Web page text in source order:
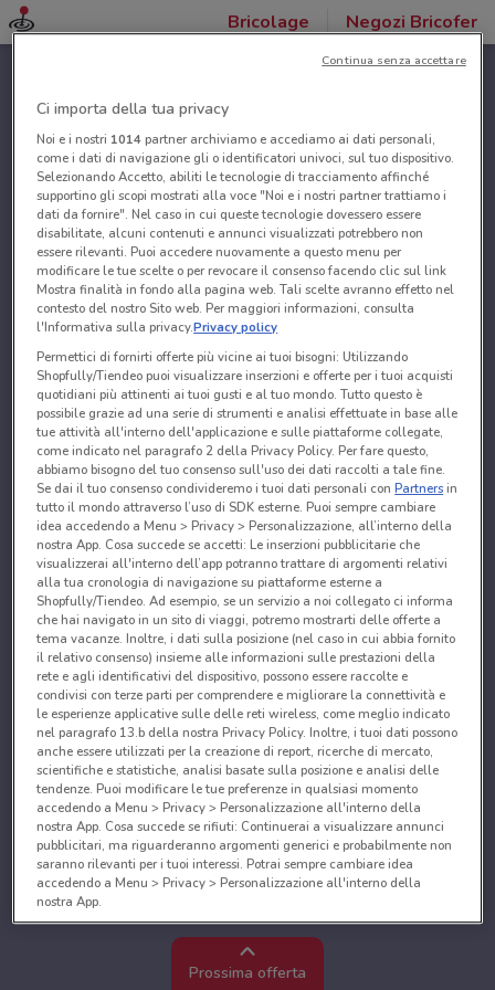
Bricolage Negozi Bricofer
Prossima offerta
Ci importa della tua privacy
Noi e i nostri 1014partner archiviamo e accediamo ai dati personali,
come i dati di navigazione gli o identificatori univoci, sul tuo dispositivo.
Selezionando Accetto, abiliti le tecnologie di tracciamento affinché
supportino gli scopi mostrati alla voce "Noi e i nostri partner trattiamo i
dati da fornire". Nel caso in cui queste tecnologie dovessero essere
disabilitate, alcuni contenuti e annunci visualizzati potrebbero non
essere rilevanti. Puoi accedere nuovamente a questo menu per
modificare le tue scelte o per revocare il consenso facendo clic sul link
Mostra finalità in fondo alla pagina web. Tali scelte avranno effetto nel
contesto del nostro Sito web. Per maggiori informazioni, consulta
l'Informativa sulla privacy.Privacy policy
Permettici di fornirti offerte più vicine ai tuoi bisogni: Utilizzando
Shopfully/Tiendeo puoi visualizzare inserzioni e offerte per i tuoi acquisti
quotidiani più attinenti ai tuoi gusti e al tuo mondo. Tutto questo è
possibile grazie ad una serie di strumenti e analisi effettuate in base alle
tue attività all'interno dell'applicazione e sulle piattaforme collegate,
come indicato nel paragrafo 2 della Privacy Policy. Per fare questo,
abbiamo bisogno del tuo consenso sull'uso dei dati raccolti a tale fine.
Se dai il tuo consenso condivideremo i tuoi dati personali conPartnersin
tutto il mondo attraverso l’uso di SDK esterne. Puoi sempre cambiare
idea accedendo a Menu > Privacy > Personalizzazione, all’interno della
nostra App. Cosa succede se accetti: Le inserzioni pubblicitarie che
visualizzerai all'interno dell’app potranno trattare di argomenti relativi
alla tua cronologia di navigazione su piattaforme esterne a
Shopfully/Tiendeo. Ad esempio, se un servizio a noi collegato ci informa
che hai navigato in un sito di viaggi, potremo mostrarti delle offerte a
tema vacanze. Inoltre, i dati sulla posizione (nel caso in cui abbia fornito
il relativo consenso) insieme alle informazioni sulle prestazioni della
rete e agli identificativi del dispositivo, possono essere raccolte e
condivisi con terze parti per comprendere e migliorare la connettività e
le esperienze applicative sulle delle reti wireless, come meglio indicato
nel paragrafo 13.b della nostra Privacy Policy. Inoltre, i tuoi dati possono
anche essere utilizzati per la creazione di report, ricerche di mercato,
scientifiche e statistiche, analisi basate sulla posizione e analisi delle
tendenze. Puoi modificare le tue preferenze in qualsiasi momento
accedendo a Menu > Privacy > Personalizzazione all'interno della
nostra App. Cosa succede se rifiuti: Continuerai a visualizzare annunci
pubblicitari, ma riguarderanno argomenti generici e probabilmente non
saranno rilevanti per i tuoi interessi. Potrai sempre cambiare idea
accedendo a Menu > Privacy > Personalizzazione all'interno della
nostra App.
Noi e i nostri partner trattiamo i dati per fornire:
Utilizzare dati di geolocalizzazione precisi. Scansione attiva delle
caratteristiche del dispositivo ai fini dell’identificazione. Archiviare
Continua senza accettare